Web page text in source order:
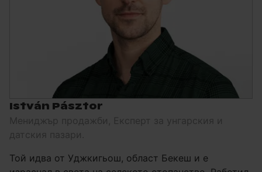
István Pásztor
Мениджър продажби, Експерт за унгарския и
датския пазари.
Той идва от Уджкигьош, област Бекеш и е